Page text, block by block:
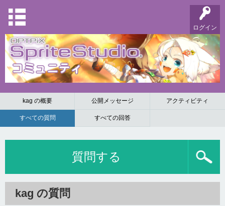
ログイン
kag の概要 公開メッセージ アクティビティ
すべての質問 すべての回答
質問する
kag の質問